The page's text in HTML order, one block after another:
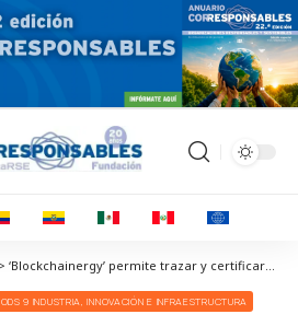
Corresponsables > Noticias > ‘Blockchainergy’ permite trazar y certificar el origen sostenible de la energía
ODS 9 INDUSTRIA, INNOVACIÓN E INFRAESTRUCTURA